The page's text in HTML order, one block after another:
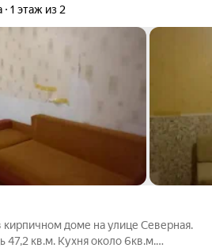
1 этаж из 2
кирпичном доме на улице Северная.
47,2 кв.м. Кухня около 6кв.м.